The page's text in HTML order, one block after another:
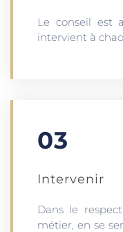
Le conseil
intervient à
03
Intervenir
Dans le
métier, en se